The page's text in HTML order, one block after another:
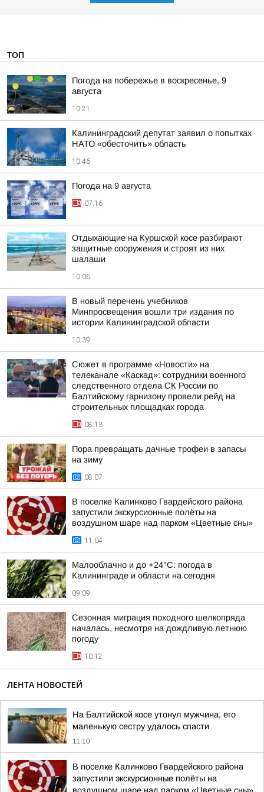
ТОП
Погода на побережье в воскресенье, 9
августа
10:21
Калининградский депутат заявил о попытках
НАТО «обесточить» область
10:46
Погода на 9 августа
07:16
Отдыхающие на Куршской косе разбирают
защитные сооружения и строят из них
шалаши
10:06
В новый перечень учебников
Минпросвещения вошли три издания по
истории Калининградской области
10:39
Сюжет в программе «Новости» на
телеканале «Каскад»: сотрудники военного
следственного отдела СК России по
Балтийскому гарнизону провели рейд на
строительных площадках города
08:13
Пора превращать дачные трофеи в запасы
на зиму
08:07
В поселке Калинково Гвардейского района
запустили экскурсионные полёты на
воздушном шаре над парком «Цветные сны»
11:04
Малооблачно и до +24°С: погода в
Калининграде и области на сегодня
09:09
Сезонная миграция походного шелкопряда
началась, несмотря на дождливую летнюю
погоду
10:12
ЛЕНТА НОВОСТЕЙ
На Балтийской косе утонул мужчина, его
маленькую сестру удалось спасти
11:10
В поселке Калинково Гвардейского района
запустили экскурсионные полёты на